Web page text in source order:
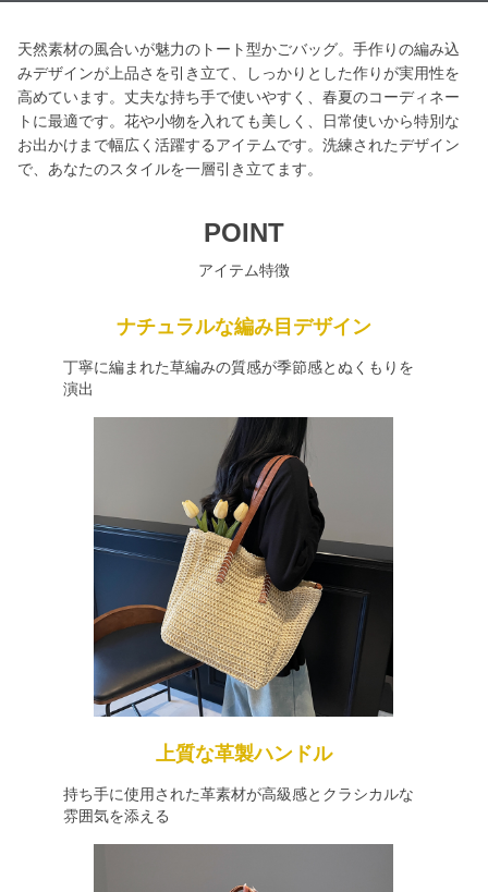
天然素材の風合いが魅力のトート型かごバッグ。手作りの編み込
みデザインが上品さを引き立て、しっかりとした作りが実用性を
高めています。丈夫な持ち手で使いやすく、春夏のコーディネー
トに最適です。花や小物を入れても美しく、日常使いから特別な
お出かけまで幅広く活躍するアイテムです。洗練されたデザイン
で、あなたのスタイルを一層引き立てます。
POINT
アイテム特徴
ナチュラルな編み目デザイン
丁寧に編まれた草編みの質感が季節感とぬくもりを
演出
上質な革製ハンドル
持ち手に使用された革素材が高級感とクラシカルな
雰囲気を添える